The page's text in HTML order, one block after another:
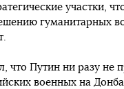
участки,
гуманитарных
что Путин ни разу не
военных на